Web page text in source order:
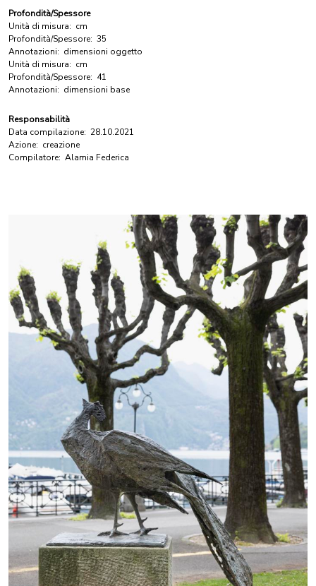
Profondità/Spessore
Unità di misura: cm
Profondità/Spessore: 35
Annotazioni: dimensioni oggetto
Unità di misura: cm
Profondità/Spessore: 41
Annotazioni: dimensioni base
Responsabilità
Data compilazione: 28.10.2021
Azione: creazione
Compilatore: Alamia Federica